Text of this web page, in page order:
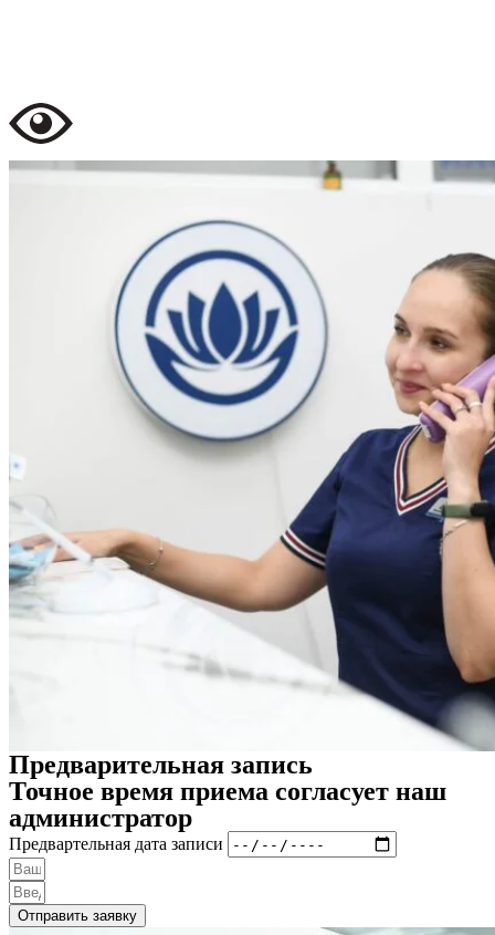
Предварительная запись
Точное время приема согласует наш
администратор
Предвартельная дата записи
Отправить заявку